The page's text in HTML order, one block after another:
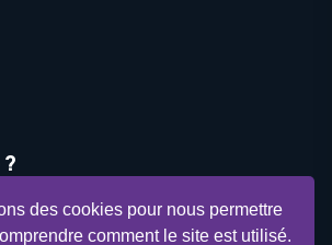
des cookies pour nous permettre
comment le site est utilisé.